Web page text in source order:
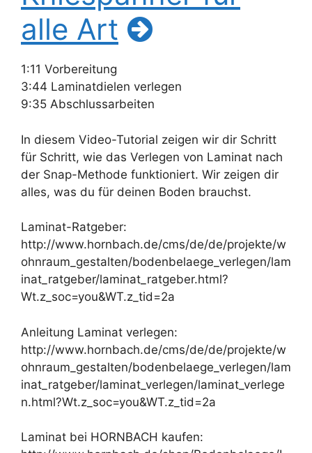
alle Art
1:11 Vorbereitung
3:44 Laminatdielen verlegen
9:35 Abschlussarbeiten
In diesem Video-Tutorial zeigen wir dir Schritt
für Schritt, wie das Verlegen von Laminat nach
der Snap-Methode funktioniert. Wir zeigen dir
alles, was du für deinen Boden brauchst.
Laminat-Ratgeber:
http://www.hornbach.de/cms/de/de/projekte/w
ohnraum_gestalten/bodenbelaege_verlegen/lam
inat_ratgeber/laminat_ratgeber.html?
Wt.z_soc=you&WT.z_tid=2a
Anleitung Laminat verlegen:
http://www.hornbach.de/cms/de/de/projekte/w
ohnraum_gestalten/bodenbelaege_verlegen/lam
inat_ratgeber/laminat_verlegen/laminat_verlege
n.html?Wt.z_soc=you&WT.z_tid=2a
Laminat bei HORNBACH kaufen: